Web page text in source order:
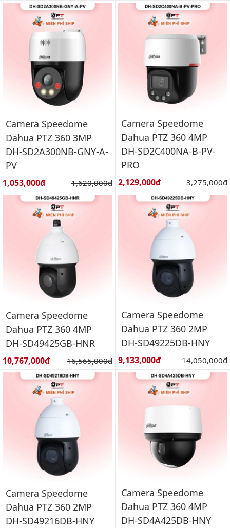
Camera Speedome
Dahua PTZ 360 3MP
DH-SD2A300NB-GNY-A-
PV
Giá bán:
1,053,000đ Giá gốc:
1,620,000đ
Camera Speedome
Dahua PTZ 360 4MP
DH-SD2C400NA-B-PV-
PRO
Giá bán:
2,129,000đ Giá gốc:
3,275,000đ
Camera Speedome
Dahua PTZ 360 4MP
DH-SD49425GB-HNR
Giá bán:
10,767,000đ Giá gốc:
16,565,000đ
Camera Speedome
Dahua PTZ 360 2MP
DH-SD49225DB-HNY
Giá bán:
9,133,000đ Giá gốc:
14,050,000đ
Camera Speedome
Dahua PTZ 360 2MP
DH-SD49216DB-HNY
Camera Speedome
Dahua PTZ 360 4MP
DH-SD4A425DB-HNY